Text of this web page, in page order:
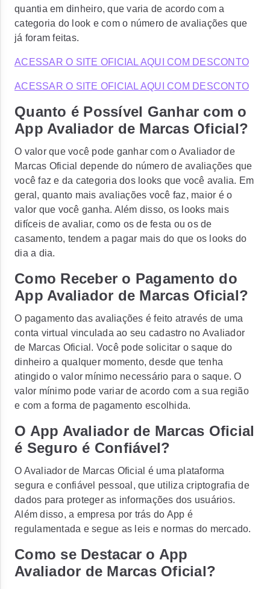
quantia em dinheiro, que varia de acordo com a
categoria do look e com o número de avaliações que
já foram feitas.
ACESSAR O SITE OFICIAL AQUI COM DESCONTO
ACESSAR O SITE OFICIAL AQUI COM DESCONTO
Quanto é Possível Ganhar com o
App Avaliador de Marcas Oficial?
O valor que você pode ganhar com o Avaliador de
Marcas Oficial depende do número de avaliações que
você faz e da categoria dos looks que você avalia. Em
geral, quanto mais avaliações você faz, maior é o
valor que você ganha. Além disso, os looks mais
difíceis de avaliar, como os de festa ou os de
casamento, tendem a pagar mais do que os looks do
dia a dia.
Como Receber o Pagamento do
App Avaliador de Marcas Oficial?
O pagamento das avaliações é feito através de uma
conta virtual vinculada ao seu cadastro no Avaliador
de Marcas Oficial. Você pode solicitar o saque do
dinheiro a qualquer momento, desde que tenha
atingido o valor mínimo necessário para o saque. O
valor mínimo pode variar de acordo com a sua região
e com a forma de pagamento escolhida.
O App Avaliador de Marcas Oficial
é Seguro é Confiável?
O Avaliador de Marcas Oficial é uma plataforma
segura e confiável pessoal, que utiliza criptografia de
dados para proteger as informações dos usuários.
Além disso, a empresa por trás do App é
regulamentada e segue as leis e normas do mercado.
Como se Destacar o App
Avaliador de Marcas Oficial?